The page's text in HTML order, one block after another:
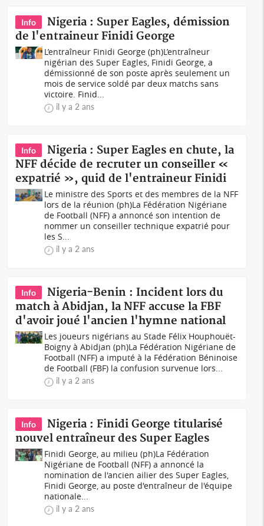
Info
Nigeria : Super Eagles, démission
de l'entraineur Finidi George
L’entraîneur Finidi George (ph)L’entraîneur
nigérian des Super Eagles, Finidi George, a
démissionné de son poste après seulement un
mois de service soldé par deux matchs sans
victoire. Finid...
il y a 2 ans
Info
Nigeria : Super Eagles en chute, la
NFF décide de recruter un conseiller «
expatrié », quid de l'entraineur Finidi
Le ministre des Sports et des membres de la NFF
lors de la réunion (ph)La Fédération Nigériane
de Football (NFF) a annoncé son intention de
nommer un conseiller technique expatrié pour
les S...
il y a 2 ans
Info
Nigeria-Benin : Incident lors du
match à Abidjan, la NFF accuse la FBF
d'avoir joué l'ancien l'hymne national
Les joueurs nigérians au Stade Félix Houphouët-
Boigny à Abidjan (ph)La Fédération Nigériane de
Football (NFF) a imputé à la Fédération Béninoise
de Football (FBF) la confusion survenue lors...
il y a 2 ans
Info
Nigeria : Finidi George titularisé
nouvel entraîneur des Super Eagles
Finidi George, au milieu (ph)La Fédération
Nigériane de Football (NFF) a annoncé la
nomination de l'ancien ailier des Super Eagles,
Finidi George, au poste d'entraîneur de l'équipe
nationale...
il y a 2 ans